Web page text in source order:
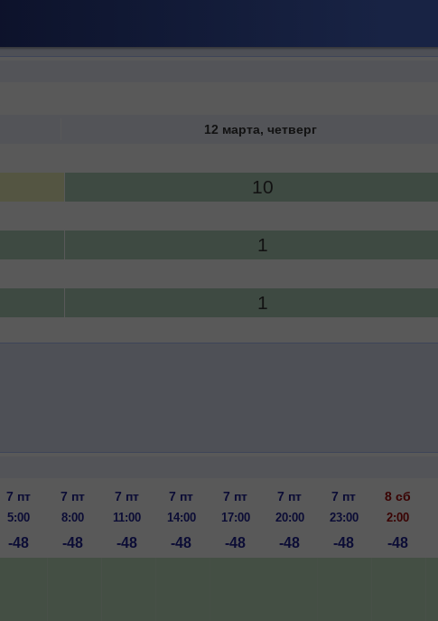
12 марта, четверг
10
1
1
7 пт 7 пт 7 пт 7 пт 7 пт 7 пт 7 пт 8 сб
5:00 8:00 11:00 14:00 17:00 20:00 23:00 2:00
-48 -48 -48 -48 -48 -48 -48 -48